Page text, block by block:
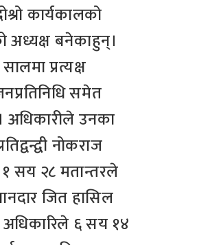
कार्यकालको
अध्यक्ष बनेकाहुन्।
प्रत्यक्ष
समेत
अधिकारीले उनका
नोकराज
१ सय २८ मतान्तरले
जित हासिल
६ सय १४